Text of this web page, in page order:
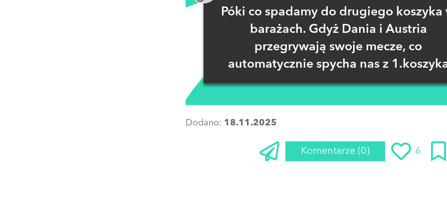
Póki co spadamy do drugiego koszyka
barażach. Gdyż Dania i Austria
przegrywają swoje mecze, co
automatycznie spycha nas z
Dodano: 18.11.2025
Komentarze (0) 6